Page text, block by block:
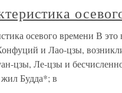
осевого времени В
и Лао-цзы,
цзы, Ле-цзы и
Будда*; в